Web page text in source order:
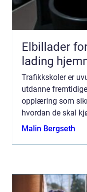
Elbillader
lading
Trafikkskoler er
utdanne
opplæring som
hvordan de skal
Malin Bergseth